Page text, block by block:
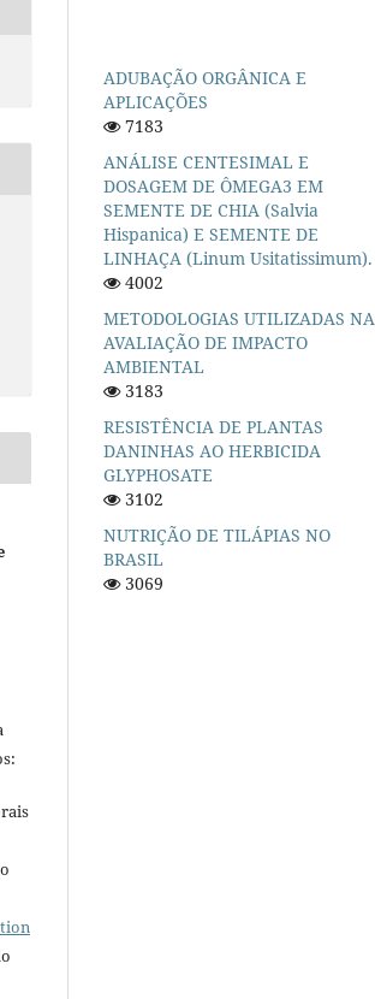
ADUBAÇÃO ORGÂNICA E
APLICAÇÕES
7183
ANÁLISE CENTESIMAL E
DOSAGEM DE ÔMEGA3 EM
SEMENTE DE CHIA (Salvia
Hispanica) E SEMENTE DE
LINHAÇA (Linum Usitatissimum).
4002
METODOLOGIAS UTILIZADAS NA
AVALIAÇÃO DE IMPACTO
AMBIENTAL
3183
RESISTÊNCIA DE PLANTAS
DANINHAS AO HERBICIDA
GLYPHOSATE
3102
NUTRIÇÃO DE TILÁPIAS NO
BRASIL
3069